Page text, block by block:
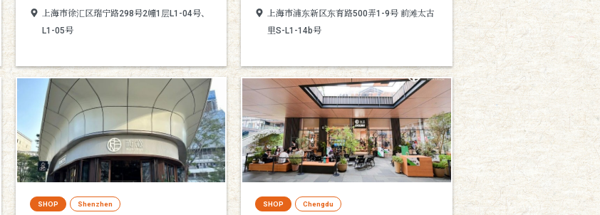
上海市徐汇区瑞宁路298号2幢1层L1-04号、
L1-05号
上海市浦东新区东育路500弄1-9号 前滩太古
里S-L1-14b号
SHOP Shenzhen SHOP Chengdu